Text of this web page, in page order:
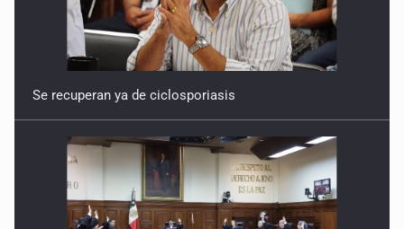
Se recuperan ya de ciclosporiasis